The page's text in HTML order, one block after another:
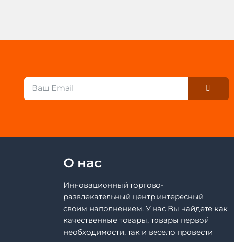
Email
О нас
Инновационный торгово-
развлекательный центр интересный
своим наполнением. У нас Вы найдете как
качественные товары, товары первой
необходимости, так и весело провести